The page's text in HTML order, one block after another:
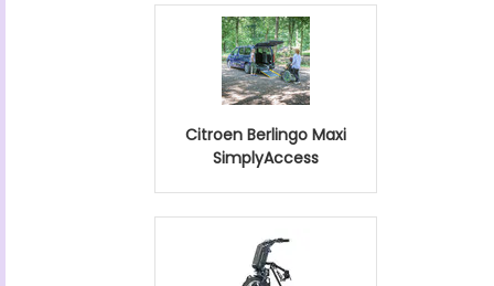
Citroen Berlingo Maxi
SimplyAccess